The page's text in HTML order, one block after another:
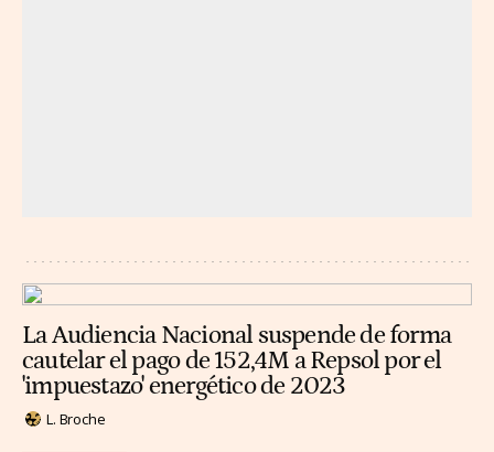
La Audiencia Nacional suspende de forma
cautelar el pago de 152,4M a Repsol por el
'impuestazo' energético de 2023
L. Broche